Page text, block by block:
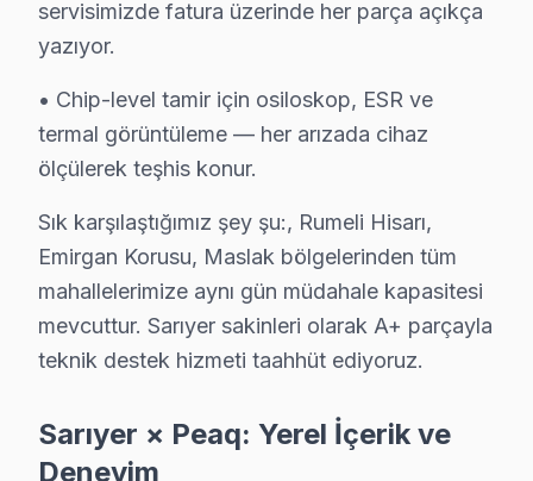
Peaq TV HDMI port arızası Rumelifeneri adresine gelen
Rumelifeneri Peaq Açılmıyor Arıza →
Rumelihisarı Peaq Servis
Rumelihisarı'de Peaq TV ekran değişimi gerekebilir mi?
Rumelihisarı Peaq Açılmıyor Arıza →
Rumelikavağı Peaq Servis
Peaq TV'de T-Con kart arızası Rumelikavağı
Rumelikavağı Peaq Anakart Tamiri →
Tarabya Peaq Servis
Uskumruköy Peaq Servis
servisimizde fatura üzerinde her parça açıkça
yazıyor.
• Chip-level tamir için osiloskop, ESR ve
termal görüntüleme — her arızada cihaz
ölçülerek teşhis konur.
Sık karşılaştığımız şey şu:, Rumeli Hisarı,
Emirgan Korusu, Maslak bölgelerinden tüm
mahallelerimize aynı gün müdahale kapasitesi
mevcuttur. Sarıyer sakinleri olarak A+ parçayla
teknik destek hizmeti taahhüt ediyoruz.
Sarıyer × Peaq: Yerel İçerik ve
Deneyim